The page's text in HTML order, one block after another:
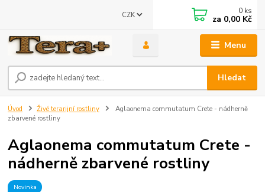
Menu
CZK
Hledat
0 ks
za 0,00 Kč
Úvod Živé terarijní rostliny
Aglaonema commutatum Crete - nádherně
zbarvené rostliny
Aglaonema commutatum Crete -
nádherně zbarvené rostliny
Novinka